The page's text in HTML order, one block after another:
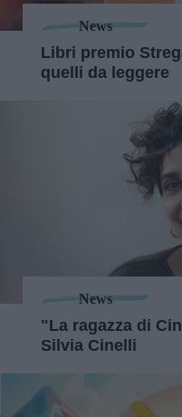
News
Libri premio
quelli da leggere
News
"La ragazza di
Silvia Cinelli